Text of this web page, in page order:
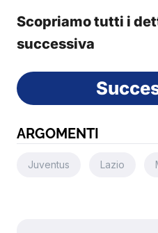
Scopriamo tutti i
successiva
ARGOMENTI
Juventus Lazio